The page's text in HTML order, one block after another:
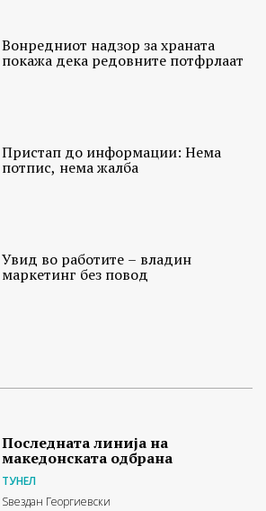
Вонредниот надзор за храната
покажа дека редовните потфрлаат
Пристап до информации: Нема
потпис, нема жалба
Увид во работите – владин
маркетинг без повод
Последната линија на
македонската одбрана
ТУНЕЛ
Ѕвездан Георгиевски